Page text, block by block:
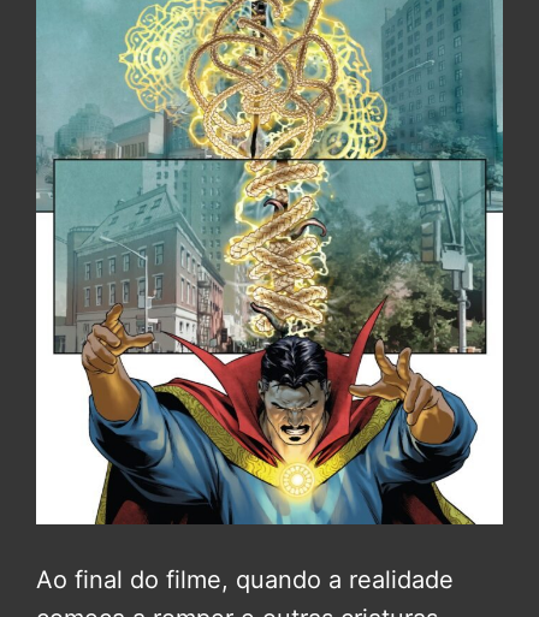
Ao final do filme, quando a realidade